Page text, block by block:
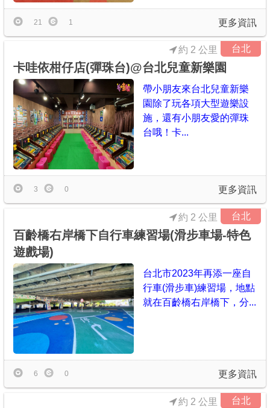
更多資訊
21 1
台北
約 2 公里
卡哇依柑仔店(彈珠台)@台北兒童新樂園
帶小朋友來台北兒童新樂
園除了玩各項大型遊樂設
施，還有小朋友愛的彈珠
台哦！卡...
更多資訊
3 0
台北
約 2 公里
百齡橋右岸橋下自行車練習場(滑步車場-特色
遊戲場)
台北市2023年再添一座自
行車(滑步車)練習場，地點
就在百齡橋右岸橋下，分...
更多資訊
6 0
台北
約 2 公里